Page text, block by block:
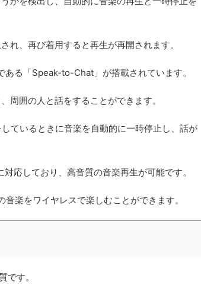
れ、再び着用すると再生が再開されます。
る「Speak-to-Chat」が搭載されています。
周囲の人と話をすることができます。
ているときに音楽を自動的に一時停止し、話が
応しており、高音質の音楽再生が可能です。
楽をワイヤレスで楽しむことができます。
です。